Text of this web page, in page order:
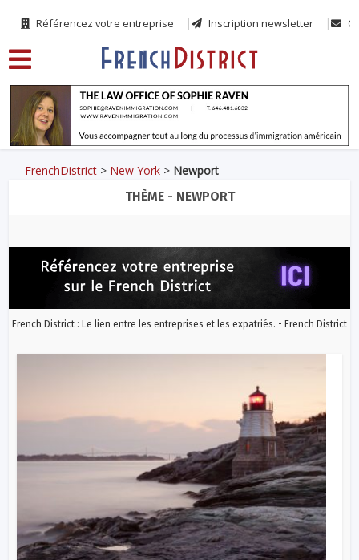
Référencez votre entreprise Inscription newsletter
FrenchDistrict > New York > Newport
THÈME - NEWPORT
French District : Le lien entre les entreprises et les expatriés. - French District